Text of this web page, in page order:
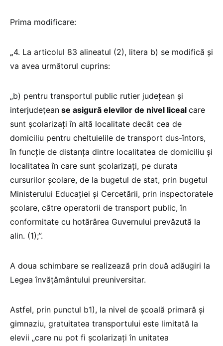
Prima modificare:
„4. La articolul 83 alineatul (2), litera b) se modifică și
va avea următorul cuprins:
„b) pentru transportul public rutier județean și
interjudețean se asigură elevilor de nivel liceal care
sunt școlarizați în altă localitate decât cea de
domiciliu pentru cheltuielile de transport dus-întors,
în funcție de distanța dintre localitatea de domiciliu și
localitatea în care sunt școlarizați, pe durata
cursurilor școlare, de la bugetul de stat, prin bugetul
Ministerului Educației și Cercetării, prin inspectoratele
școlare, către operatorii de transport public, în
conformitate cu hotărârea Guvernului prevăzută la
alin. (1);”.
A doua schimbare se realizează prin două adăugiri la
Legea învățământului preuniversitar.
Astfel, prin punctul b1), la nivel de școală primară și
gimnaziu, gratuitatea transportului este limitată la
elevii „care nu pot fi școlarizați în unitatea